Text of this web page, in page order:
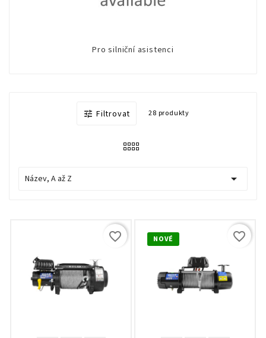
Pro silniční asistenci
 Filtrovat 28 produkty
Název, A až Z 
favorite_border NOVÉ favorite_border